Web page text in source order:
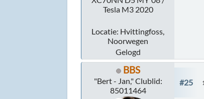
Tesla M3 2020
Locatie: Hvittingfoss,
Noorwegen
Gelogd
BBS
"Bert - Jan," Clublid:
85011464
#25